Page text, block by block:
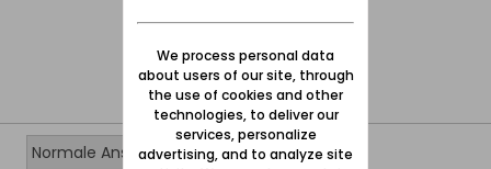
We process personal data
about users of our site, through
the use of cookies and other
technologies, to deliver our
services, personalize
advertising, and to analyze site